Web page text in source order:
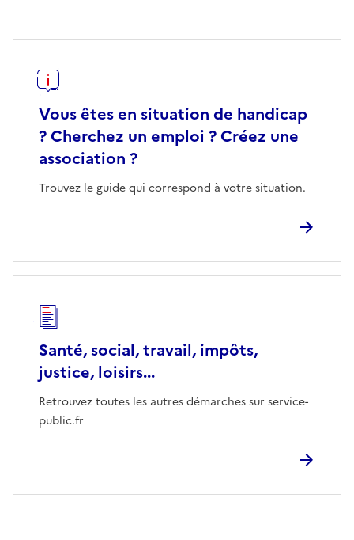
Vous êtes en situation de handicap
? Cherchez un emploi ? Créez une
association ?
Trouvez le guide qui correspond à votre situation.
Santé, social, travail, impôts,
justice, loisirs...
Retrouvez toutes les autres démarches sur service-
public.fr